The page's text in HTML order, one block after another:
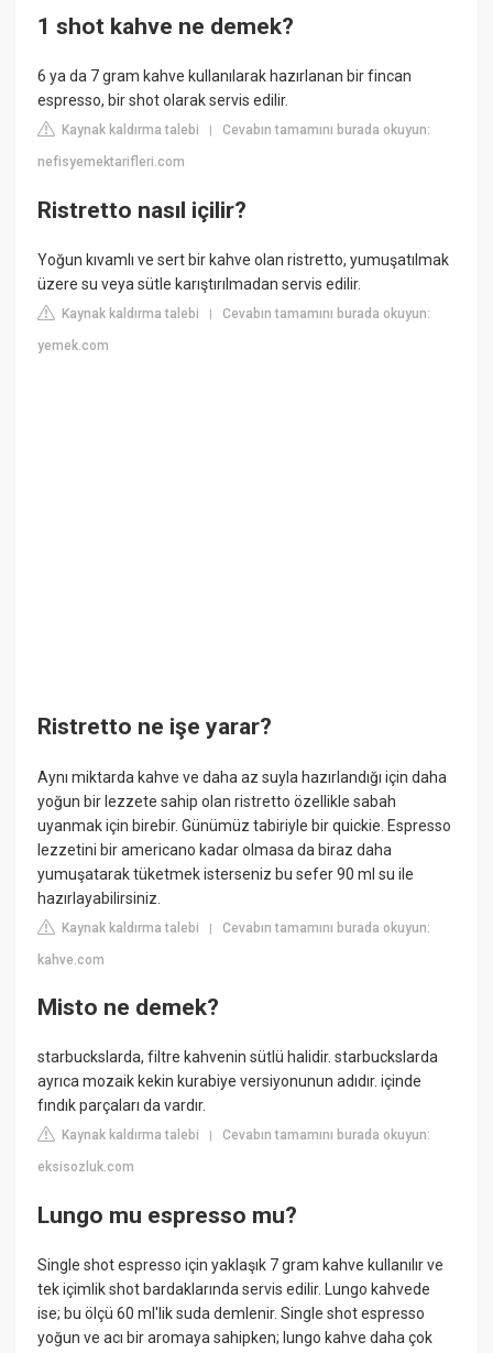
1 shot kahve ne demek?
6 ya da 7 gram kahve kullanılarak hazırlanan bir fincan
espresso, bir shot olarak servis edilir.
Kaynak kaldırma talebi |Cevabın tamamını burada okuyun:
nefisyemektarifleri.com
Ristretto nasıl içilir?
Yoğun kıvamlı ve sert bir kahve olan ristretto, yumuşatılmak
üzere su veya sütle karıştırılmadan servis edilir.
Kaynak kaldırma talebi |Cevabın tamamını burada okuyun:
yemek.com
Ristretto ne işe yarar?
Aynı miktarda kahve ve daha az suyla hazırlandığı için daha
yoğun bir lezzete sahip olan ristretto özellikle sabah
uyanmak için birebir. Günümüz tabiriyle bir quickie. Espresso
lezzetini bir americano kadar olmasa da biraz daha
yumuşatarak tüketmek isterseniz bu sefer 90 ml su ile
hazırlayabilirsiniz.
Kaynak kaldırma talebi |Cevabın tamamını burada okuyun:
kahve.com
Misto ne demek?
starbuckslarda, filtre kahvenin sütlü halidir. starbuckslarda
ayrıca mozaik kekin kurabiye versiyonunun adıdır. içinde
fındık parçaları da vardır.
Kaynak kaldırma talebi |Cevabın tamamını burada okuyun:
eksisozluk.com
Lungo mu espresso mu?
Single shot espresso için yaklaşık 7 gram kahve kullanılır ve
tek içimlik shot bardaklarında servis edilir. Lungo kahvede
ise; bu ölçü 60 ml'lik suda demlenir. Single shot espresso
yoğun ve acı bir aromaya sahipken; lungo kahve daha çok